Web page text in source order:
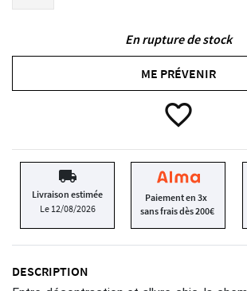
En rupture de stock
ME PRÉVENIR
favorite_border
local_shipping
Livraison estimée
Le 12/08/2026
Paiement en 3x
sans frais dès 200€
DESCRIPTION